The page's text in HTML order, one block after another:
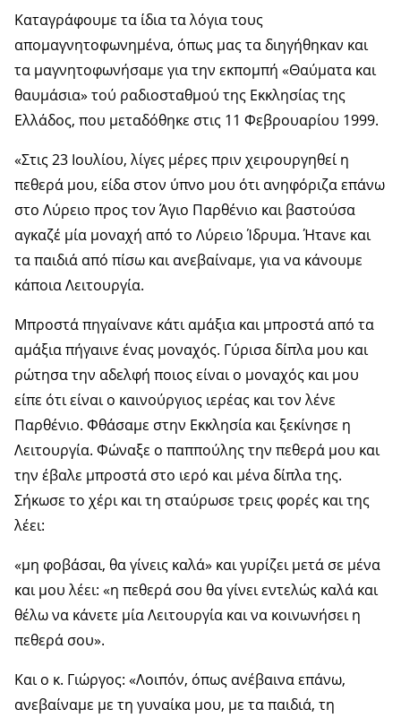
Καταγράφουμε τα ίδια τα λόγια τους
απομαγνητοφωνημένα, όπως μας τα διηγήθηκαν και
τα μαγνητοφωνήσαμε για την εκπομπή «Θαύματα και
θαυμάσια» τού ραδιοσταθμού της Εκκλησίας της
Ελλάδος, που μεταδόθηκε στις 11 Φεβρουαρίου 1999.
«Στις 23 Ιουλίου, λίγες μέρες πριν χειρουργηθεί η
πεθερά μου, είδα στον ύπνο μου ότι ανηφόριζα επάνω
στο Λύρειο προς τον Άγιο Παρθένιο και βαστούσα
αγκαζέ μία μοναχή από το Λύρειο Ίδρυμα. Ήτανε και
τα παιδιά από πίσω και ανεβαίναμε, για να κάνουμε
κάποια Λειτουργία.
Μπροστά πηγαίνανε κάτι αμάξια και μπροστά από τα
αμάξια πήγαινε ένας μοναχός. Γύρισα δίπλα μου και
ρώτησα την αδελφή ποιος είναι ο μοναχός και μου
είπε ότι είναι ο καινούργιος ιερέας και τον λένε
Παρθένιο. Φθάσαμε στην Εκκλησία και ξεκίνησε η
Λειτουργία. Φώναξε ο παππούλης την πεθερά μου και
την έβαλε μπροστά στο ιερό και μένα δίπλα της.
Σήκωσε το χέρι και τη σταύρωσε τρεις φορές και της
λέει:
«μη φοβάσαι, θα γίνεις καλά» και γυρίζει μετά σε μένα
και μου λέει: «η πεθερά σου θα γίνει εντελώς καλά και
θέλω να κάνετε μία Λειτουργία και να κοινωνήσει η
πεθερά σου».
Και ο κ. Γιώργος: «Λοιπόν, όπως ανέβαινα επάνω,
ανεβαίναμε με τη γυναίκα μου, με τα παιδιά, τη